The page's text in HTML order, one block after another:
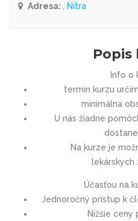
Adresa: , Nitra
Popis
Info o
termín kurzu
minimálna
U nás žiadne
Na kurze je
lekárskych
Účasťou na
Jednoročný prístup k
Nižšie ceny